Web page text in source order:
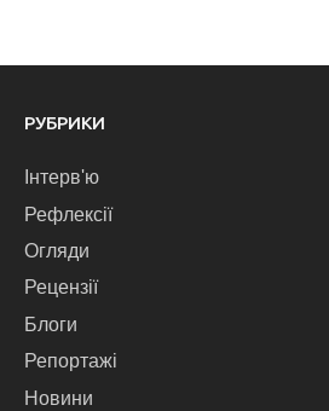
РУБРИКИ
Інтерв'ю
Рефлексії
Огляди
Рецензії
Блоги
Репортажі
Новини